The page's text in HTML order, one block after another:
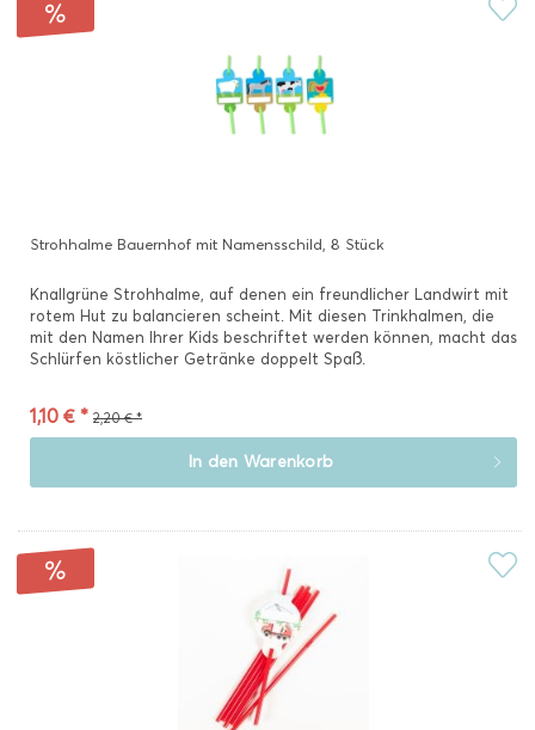
Strohhalme Bauernhof mit Namensschild, 8 Stück
Knallgrüne Strohhalme, auf denen ein freundlicher Landwirt mit
rotem Hut zu balancieren scheint. Mit diesen Trinkhalmen, die
mit den Namen Ihrer Kids beschriftet werden können, macht das
Schlürfen köstlicher Getränke doppelt Spaß.
1,10 € * 2,20 € *
In den Warenkorb